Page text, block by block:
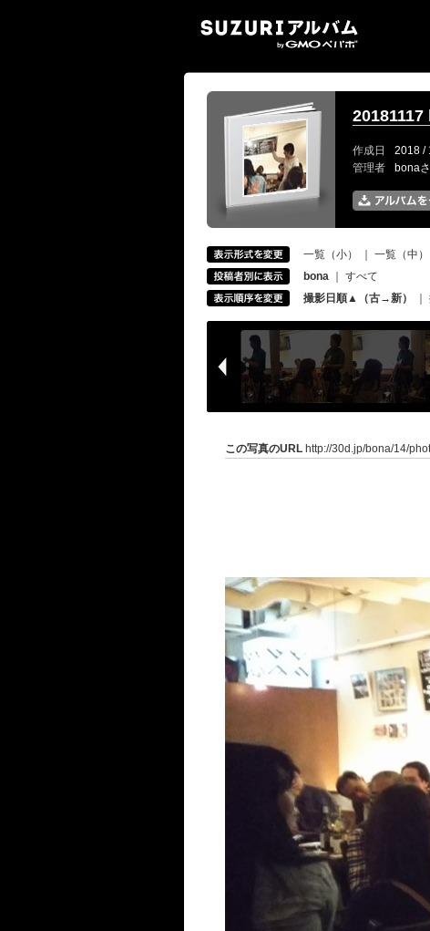
作成日 2018 /
管理者
bona
一覧（小） 一覧（中）
bona
すべて
撮影日順▲（古→新）
この写真のURL http://30d.jp/bona/14/